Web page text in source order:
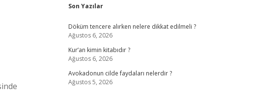
Sidebar
Son Yazılar
Döküm tencere alırken nelere dikkat edilmeli ?
Ağustos 6, 2026
Kur’an kimin kitabıdır ?
Ağustos 6, 2026
Avokadonun cilde faydaları nelerdir ?
Ağustos 5, 2026